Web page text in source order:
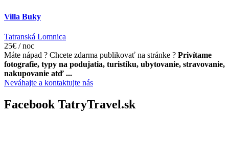
Villa Buky
Tatranská Lomnica
25€ / noc
Máte nápad ? Chcete zdarma publikovať na stránke ? Privítame
fotografie, typy na podujatia, turistiku, ubytovanie, stravovanie,
nakupovanie atď ...
Neváhajte a kontaktujte nás
Facebook TatryTravel.sk